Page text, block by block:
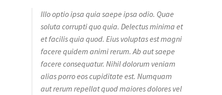
Illo optio ipsa quia saepe ipsa odio. Quae
soluta corrupti quo quia. Delectus minima et
et facilis quia quod. Eius voluptas est magni
facere quidem animi rerum. Ab aut saepe
facere consequatur. Nihil dolorum veniam
alias porro eos cupiditate est. Numquam
aut rerum repellat quod maiores dolores vel